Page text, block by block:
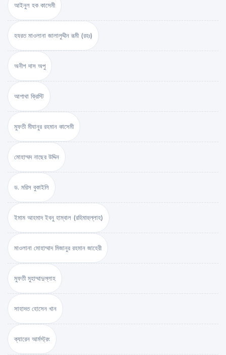
আইনুল হক কাসেমী
হযরত মাওলানা জালালুদ্দীন রূমী (রহঃ)
অনীশ দাস অপু
আগাথা ক্রিস্টি
মুফতী মীযানুর রহমান কাসেমী
মোহাম্মদ নাছের উদ্দিন
ড. মরিস বুকাইলি
ইমাম আহমাদ ইবনু হাম্বাল (রহিমাহুল্লাহ)
মাওলানা মোহাম্মাদ মিজানুর রহমান জাহেরী
মুফতী মুহাম্মাদুল্লাহ
সাহাদত হোসেন খান
ক্যারেন আর্মস্ট্রং